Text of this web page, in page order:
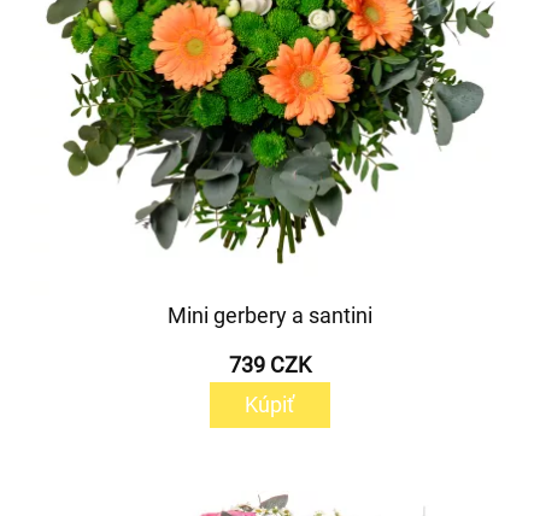
Mini gerbery a santini
739 CZK
Kúpiť